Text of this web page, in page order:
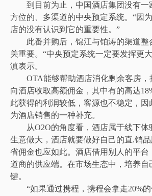
到目前为止，中国酒店集团没有一
方位的、多渠道的中央预定系统。“因
店的没有认识到它的重要性。”
此番并购后，锦江与铂涛的渠道整
关重要。“中央预定系统一定要发挥更
滇表示。
OTA能够帮助酒店消化剩余客房，
向酒店收取高额佣金，其中有的高达
此获得的利润较低，客源也不稳定，因
为酒店销售的一种补充。
从O2O的角度看，酒店属于线下体
生意做大，酒店就要做好自己的直.销
省佣金也应如此。酒店借用别人的平台
道商的供应端。在市场生态中，培养自
键。
“如果通过携程，携程会拿走20%的